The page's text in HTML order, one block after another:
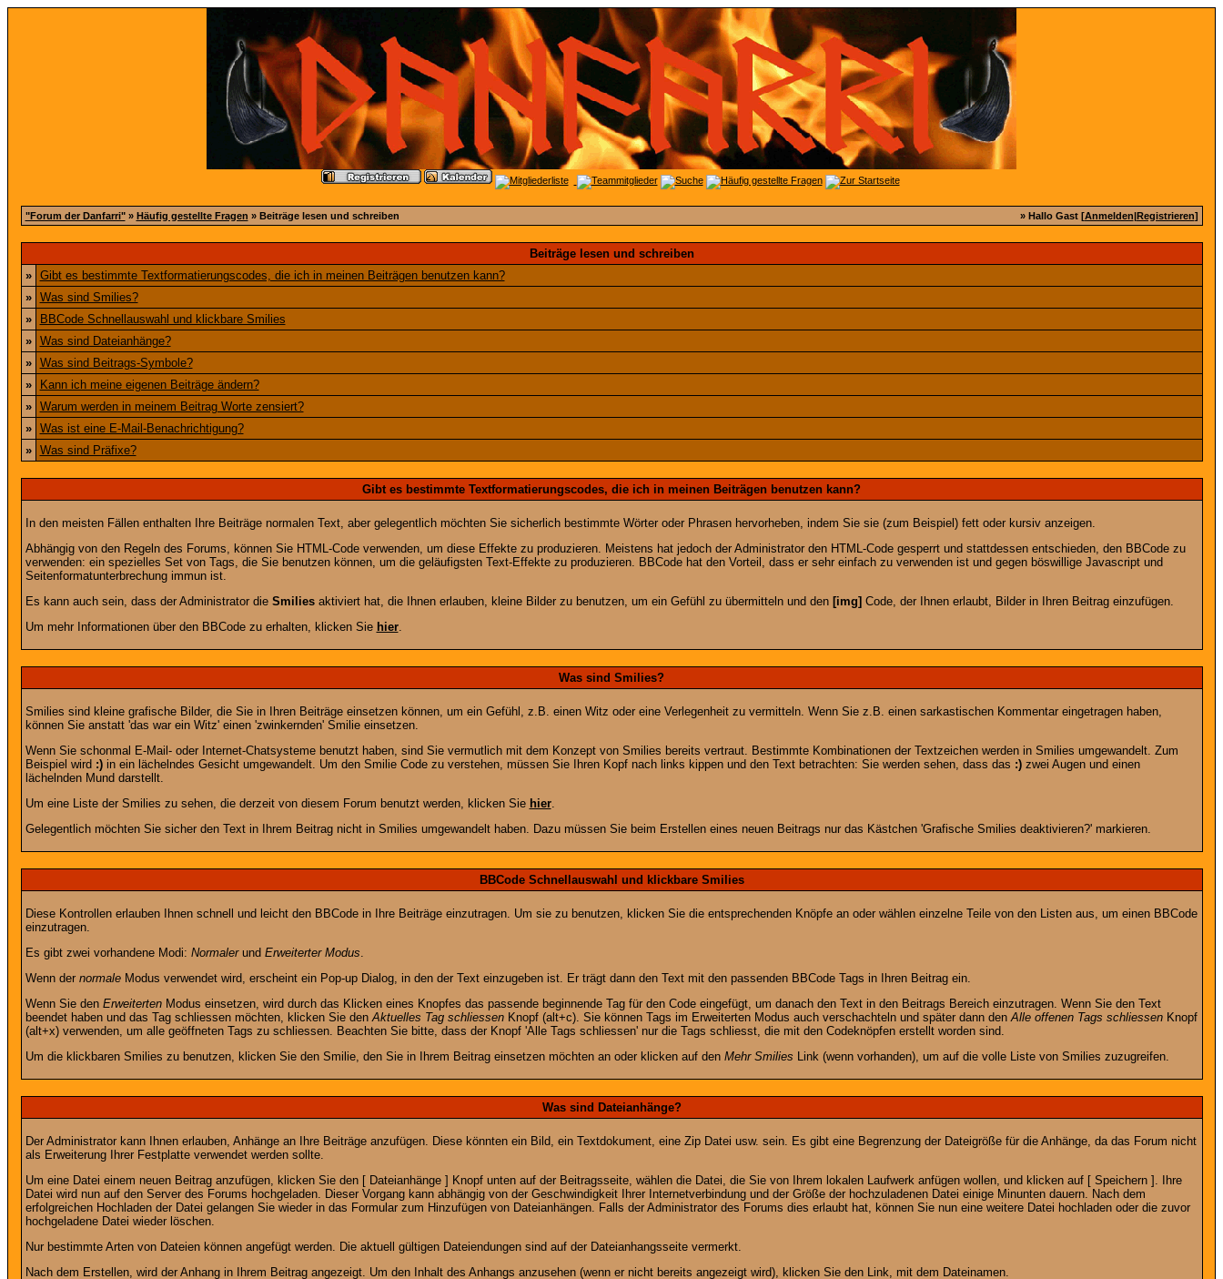
"Forum der Danfarri"» Häufig gestellte Fragen » Beiträge lesen und schreiben » Hallo Gast [Anmelden|Registrieren]
Beiträge lesen und schreiben
»
Gibt es bestimmte Textformatierungscodes, die ich in meinen Beiträgen benutzen kann?
»
Was sind Smilies?
»
BBCode Schnellauswahl und klickbare Smilies
»
Was sind Dateianhänge?
»
Was sind Beitrags-Symbole?
»
Kann ich meine eigenen Beiträge ändern?
»
Warum werden in meinem Beitrag Worte zensiert?
»
Was ist eine E-Mail-Benachrichtigung?
»
Was sind Präfixe?
Gibt es bestimmte Textformatierungscodes, die ich in meinen Beiträgen benutzen kann?
In den meisten Fällen enthalten Ihre Beiträge normalen Text, aber gelegentlich möchten Sie sicherlich bestimmte Wörter oder Phrasen hervorheben, indem Sie sie (zum Beispiel) fett oder kursiv anzeigen.
Abhängig von den Regeln des Forums, können Sie HTML-Code verwenden, um diese Effekte zu produzieren. Meistens hat jedoch der Administrator den HTML-Code gesperrt und stattdessen entschieden, den BBCode zu
verwenden: ein spezielles Set von Tags, die Sie benutzen können, um die geläufigsten Text-Effekte zu produzieren. BBCode hat den Vorteil, dass er sehr einfach zu verwenden ist und gegen böswillige Javascript und
Seitenformatunterbrechung immun ist.
Es kann auch sein, dass der Administrator die Smiliesaktiviert hat, die Ihnen erlauben, kleine Bilder zu benutzen, um ein Gefühl zu übermitteln und den [img] Code, der Ihnen erlaubt, Bilder in Ihren Beitrag einzufügen.
Um mehr Informationen über den BBCode zu erhalten, klicken Sie hier.
Was sind Smilies?
Smilies sind kleine grafische Bilder, die Sie in Ihren Beiträge einsetzen können, um ein Gefühl, z.B. einen Witz oder eine Verlegenheit zu vermitteln. Wenn Sie z.B. einen sarkastischen Kommentar eingetragen haben,
können Sie anstatt 'das war ein Witz' einen 'zwinkernden' Smilie einsetzen.
Wenn Sie schonmal E-Mail- oder Internet-Chatsysteme benutzt haben, sind Sie vermutlich mit dem Konzept von Smilies bereits vertraut. Bestimmte Kombinationen der Textzeichen werden in Smilies umgewandelt. Zum
Beispiel wird :)in ein lächelndes Gesicht umgewandelt. Um den Smilie Code zu verstehen, müssen Sie Ihren Kopf nach links kippen und den Text betrachten: Sie werden sehen, dass das :)zwei Augen und einen
lächelnden Mund darstellt.
Um eine Liste der Smilies zu sehen, die derzeit von diesem Forum benutzt werden, klicken Sie hier.
Gelegentlich möchten Sie sicher den Text in Ihrem Beitrag nicht in Smilies umgewandelt haben. Dazu müssen Sie beim Erstellen eines neuen Beitrags nur das Kästchen 'Grafische Smilies deaktivieren?' markieren.
BBCode Schnellauswahl und klickbare Smilies
Diese Kontrollen erlauben Ihnen schnell und leicht den BBCode in Ihre Beiträge einzutragen. Um sie zu benutzen, klicken Sie die entsprechenden Knöpfe an oder wählen einzelne Teile von den Listen aus, um einen BBCode
einzutragen.
Es gibt zwei vorhandene Modi: Normalerund Erweiterter Modus.
Wenn der normaleModus verwendet wird, erscheint ein Pop-up Dialog, in den der Text einzugeben ist. Er trägt dann den Text mit den passenden BBCode Tags in Ihren Beitrag ein.
Wenn Sie den ErweitertenModus einsetzen, wird durch das Klicken eines Knopfes das passende beginnende Tag für den Code eingefügt, um danach den Text in den Beitrags Bereich einzutragen. Wenn Sie den Text
beendet haben und das Tag schliessen möchten, klicken Sie denAktuelles Tag schliessenKnopf (alt+c). Sie können Tags im Erweiterten Modus auch verschachteln und später dann denAlle offenen Tags schliessenKnopf
(alt+x) verwenden, um alle geöffneten Tags zu schliessen. Beachten Sie bitte, dass der Knopf 'Alle Tags schliessen' nur die Tags schliesst, die mit den Codeknöpfen erstellt worden sind.
Um die klickbaren Smilies zu benutzen, klicken Sie den Smilie, den Sie in Ihrem Beitrag einsetzen möchten an oder klicken auf den Mehr Smilies Link (wenn vorhanden), um auf die volle Liste von Smilies zuzugreifen.
Was sind Dateianhänge?
Der Administrator kann Ihnen erlauben, Anhänge an Ihre Beiträge anzufügen. Diese könnten ein Bild, ein Textdokument, eine Zip Datei usw. sein. Es gibt eine Begrenzung der Dateigröße für die Anhänge, da das Forum nicht
als Erweiterung Ihrer Festplatte verwendet werden sollte.
Um eine Datei einem neuen Beitrag anzufügen, klicken Sie den [ Dateianhänge ] Knopf unten auf der Beitragsseite, wählen die Datei, die Sie von Ihrem lokalen Laufwerk anfügen wollen, und klicken auf [ Speichern ]. Ihre
Datei wird nun auf den Server des Forums hochgeladen. Dieser Vorgang kann abhängig von der Geschwindigkeit Ihrer Internetverbindung und der Größe der hochzuladenen Datei einige Minunten dauern. Nach dem
erfolgreichen Hochladen der Datei gelangen Sie wieder in das Formular zum Hinzufügen von Dateianhängen. Falls der Administrator des Forums dies erlaubt hat, können Sie nun eine weitere Datei hochladen oder die zuvor
hochgeladene Datei wieder löschen.
Nur bestimmte Arten von Dateien können angefügt werden. Die aktuell gültigen Dateiendungen sind auf der Dateianhangsseite vermerkt.
Nach dem Erstellen, wird der Anhang in Ihrem Beitrag angezeigt. Um den Inhalt des Anhangs anzusehen (wenn er nicht bereits angezeigt wird), klicken Sie den Link, mit dem Dateinamen.